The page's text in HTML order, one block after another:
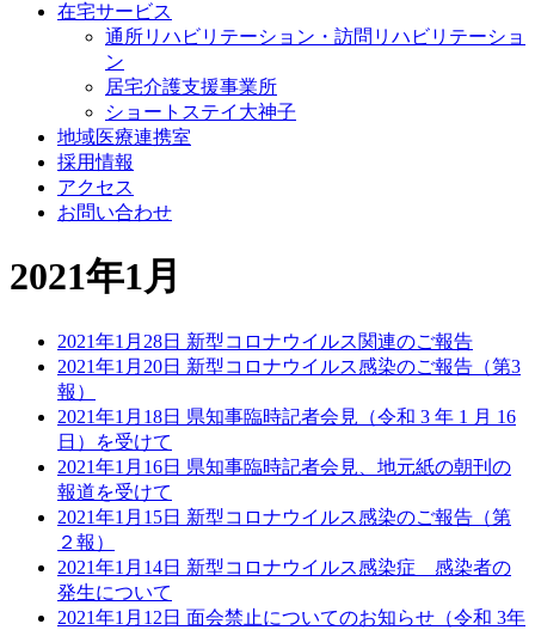
在宅サービス
通所リハビリテーション・訪問リハビリテーショ
ン
居宅介護支援事業所
ショートステイ大神子
地域医療連携室
採用情報
アクセス
お問い合わせ
2021年1月
2021年1月28日 新型コロナウイルス関連のご報告
2021年1月20日 新型コロナウイルス感染のご報告（第3
報）
2021年1月18日 県知事臨時記者会見（令和 3 年 1 月 16
日）を受けて
2021年1月16日 県知事臨時記者会見、地元紙の朝刊の
報道を受けて
2021年1月15日 新型コロナウイルス感染のご報告（第
２報）
2021年1月14日 新型コロナウイルス感染症 感染者の
発生について
2021年1月12日 面会禁止についてのお知らせ（令和 3年